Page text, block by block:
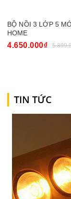
BỘ NỒI 3 LỚP 5
HOME
4.650.000₫
TIN TỨC